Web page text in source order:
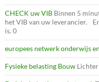
CHECK uw VIB Binnen 5
het VIB van uw leverancier.
is. 0
europees netwerk onderwijs
Fysieke belasting Bouw